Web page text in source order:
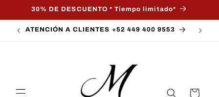
Skip to30% DE DESCUENTO * Tiempo limitado*
ATENCIÓN A CLIENTES +52 449 400 9553
Cart